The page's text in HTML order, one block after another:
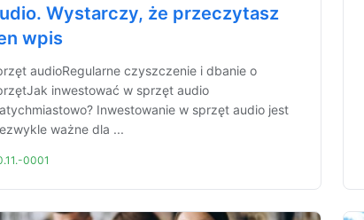
Wystarczy, że przeczytasz
wpis
audioRegularne czyszczenie i dbanie o
inwestować w sprzęt audio
Inwestowanie w sprzęt audio jest
ważne dla ...
0001